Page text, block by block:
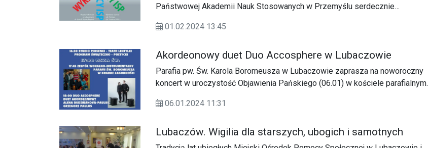
Państwowej Akademii Nauk Stosowanych w Przemyślu serdecznie
Projektowych, który odbędzie się w niedzielę, 4 lutego 2024 r., o godz. 17.00
01.02.2024 13:45
Akordeonowy duet Duo Accosphere w Lubaczowie
Parafia pw. Św. Karola Boromeusza w Lubaczowie zaprasza na noworoczny
koncert w uroczystość Objawienia Pańskiego (06.01) w kościele parafialnym.
06.01.2024 11:31
Lubaczów. Wigilia dla starszych, ubogich i samotnych